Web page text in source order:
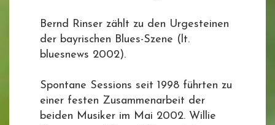
Bernd Rinser zählt zu den Urgesteinen
der bayrischen Blues-Szene (lt.
bluesnews 2002).
Spontane Sessions seit 1998 führten zu
einer festen Zusammenarbeit der
beiden Musiker im Mai 2002. Willie